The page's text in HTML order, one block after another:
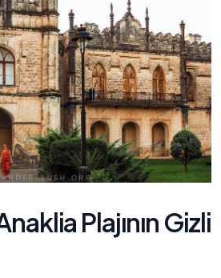
Plajının Gizli